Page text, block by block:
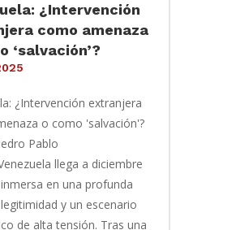
¿Intervención
como amenaza
‘salvación’?
¿Intervención extranjera
o como 'salvación'?
Pablo
llega a diciembre
en una profunda
y un escenario
de alta tensión. Tras una